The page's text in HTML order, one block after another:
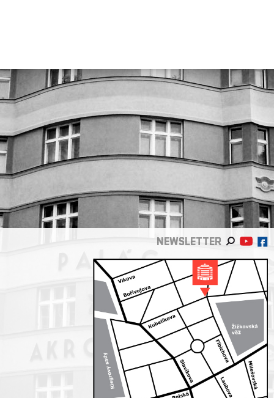
NEWSLETTER